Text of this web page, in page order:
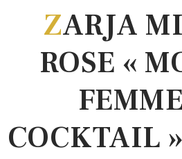
ZARJA
ROSE «
COCKTAIL